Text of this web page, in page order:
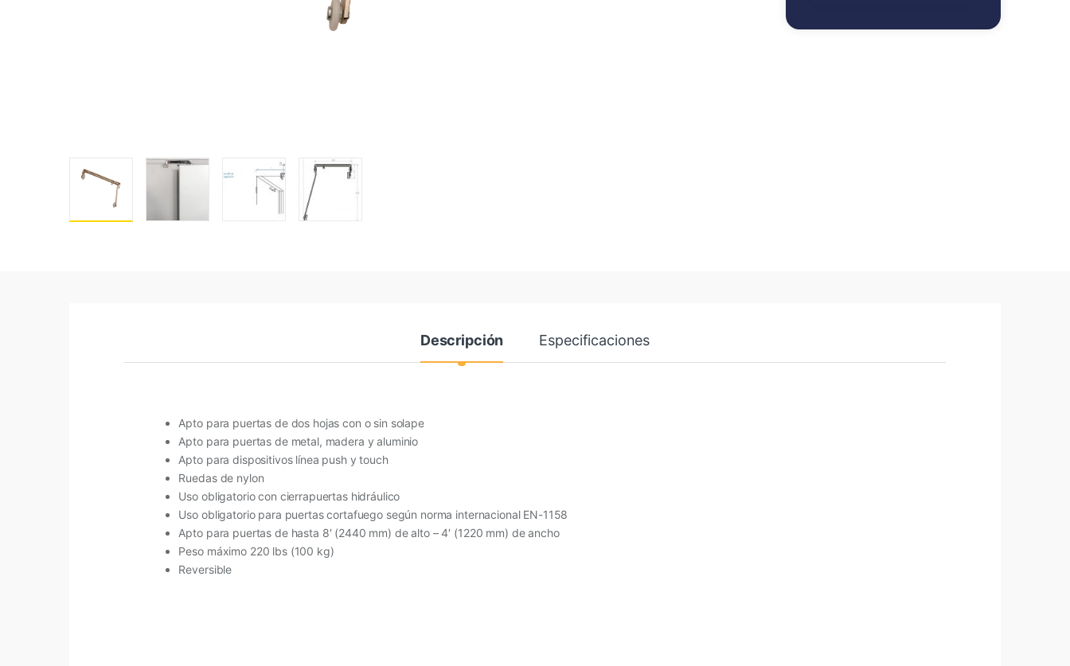
Descripción Especificaciones
Apto para puertas de dos hojas con o sin solape
Apto para puertas de metal, madera y aluminio
Apto para dispositivos línea push y touch
Ruedas de nylon
Uso obligatorio con cierrapuertas hidráulico
Uso obligatorio para puertas cortafuego según norma internacional EN-1158
Apto para puertas de hasta 8′ (2440 mm) de alto – 4′ (1220 mm) de ancho
Peso máximo 220 lbs (100 kg)
Reversible